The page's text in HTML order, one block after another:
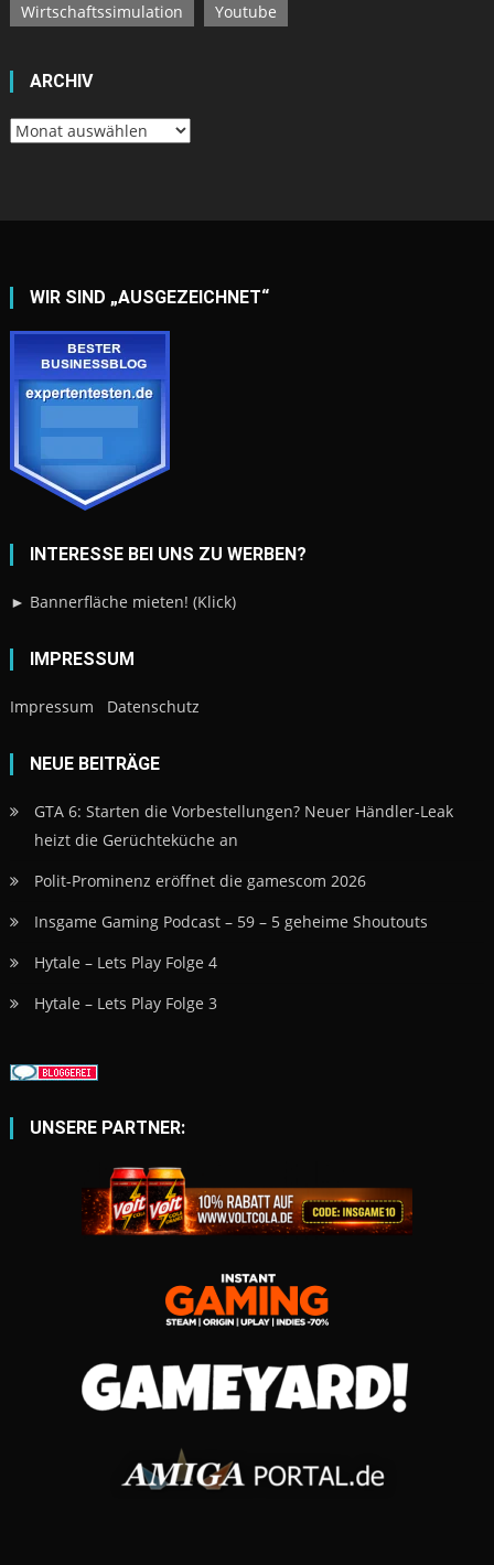
Wirtschaftssimulation
Youtube
ARCHIV
Archiv
WIR SIND „AUSGEZEICHNET“
INTERESSE BEI UNS ZU WERBEN?
► Bannerfläche mieten! (Klick)
IMPRESSUM
Impressum Datenschutz
NEUE BEITRÄGE
GTA 6: Starten die Vorbestellungen? Neuer Händler-Leak
heizt die Gerüchteküche an
Polit-Prominenz eröffnet die gamescom 2026
Insgame Gaming Podcast – 59 – 5 geheime Shoutouts
Hytale – Lets Play Folge 4
Hytale – Lets Play Folge 3
UNSERE PARTNER: